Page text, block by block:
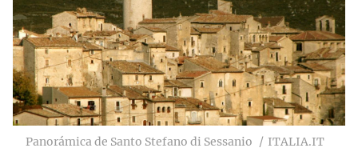
Panorámica de Santo Stefano di Sessanio ITALIA.IT